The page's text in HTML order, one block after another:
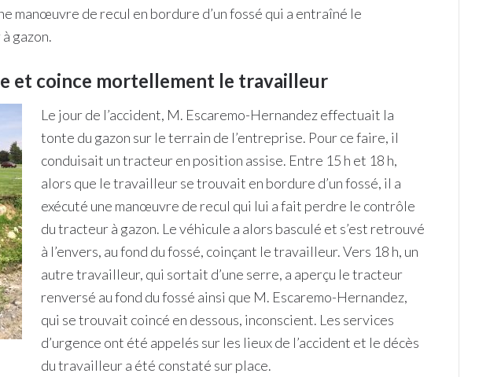
manœuvre de recul en bordure d’un fossé qui a entraîné le
gazon.
et coince mortellement le travailleur
Le jour de l’accident, M. Escaremo-Hernandez effectuait la
tonte du gazon sur le terrain de l’entreprise. Pour ce faire, il
conduisait un tracteur en position assise. Entre 15 h et 18 h,
alors que le travailleur se trouvait en bordure d’un fossé, il a
exécuté une manœuvre de recul qui lui a fait perdre le contrôle
du tracteur à gazon. Le véhicule a alors basculé et s’est retrouvé
à l’envers, au fond du fossé, coinçant le travailleur. Vers 18 h, un
autre travailleur, qui sortait d’une serre, a aperçu le tracteur
renversé au fond du fossé ainsi que M. Escaremo-Hernandez,
qui se trouvait coincé en dessous, inconscient. Les services
d’urgence ont été appelés sur les lieux de l’accident et le décès
du travailleur a été constaté sur place.